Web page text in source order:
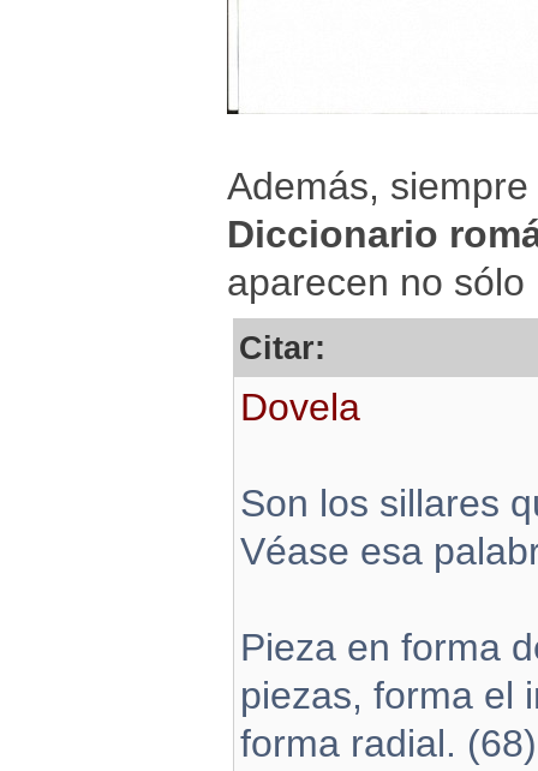
Además,
Diccionario
aparecen no
Citar:
Dovela
Son los sillares
Véase esa
Pieza en forma
piezas, forma el
forma radial. (68)